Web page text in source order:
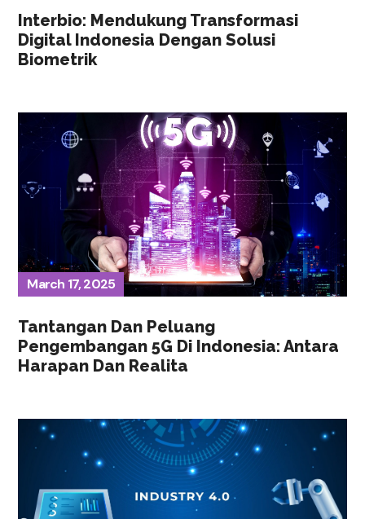
Interbio: Mendukung Transformasi
Digital Indonesia Dengan Solusi
Biometrik
March 17, 2025
Tantangan Dan Peluang
Pengembangan 5G Di Indonesia: Antara
Harapan Dan Realita